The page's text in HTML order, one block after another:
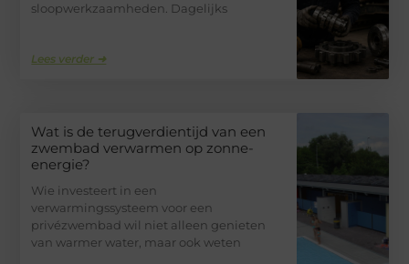
sloopwerkzaamheden. Dagelijks
Lees verder ➜
Wat is de terugverdientijd van een
zwembad verwarmen op zonne-
energie?
Wie investeert in een
verwarmingssysteem voor een
privézwembad wil niet alleen genieten
van warmer water, maar ook weten